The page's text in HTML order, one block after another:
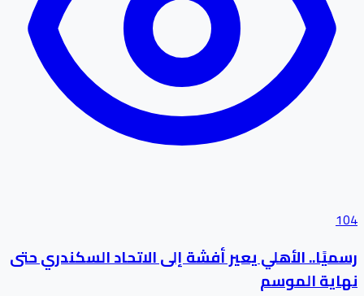
104
رسميًا.. الأهلي يعير أفشة إلى الاتحاد السكندري حتى
نهاية الموسم